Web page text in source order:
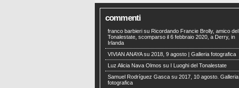
commenti
franco barbieri su Ricordando Francie Brolly, amico del
Tonalestate, scomparso il 6 febbraio 2020, a Derry, in
Irlanda
VIVIAN ANAYAsu 2018, 9 agosto | Galleria fotografica
Luz Alicia Nava Olmos su
I Luoghi del Tonalestate
Samuel Rodríguez Gasca su 2017, 10 agosto. Galleria
fotografica